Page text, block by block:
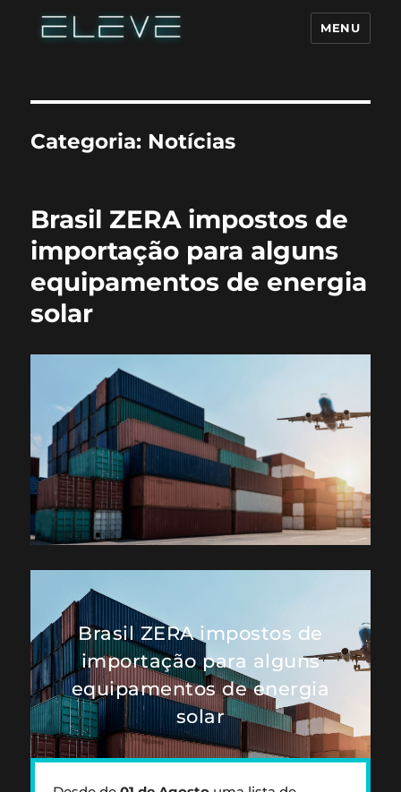
MENU
Categoria: Notícias
Brasil ZERA impostos de
importação para alguns
equipamentos de energia
solar
Brasil ZERA impostos de
importação para alguns
equipamentos de energia
solar